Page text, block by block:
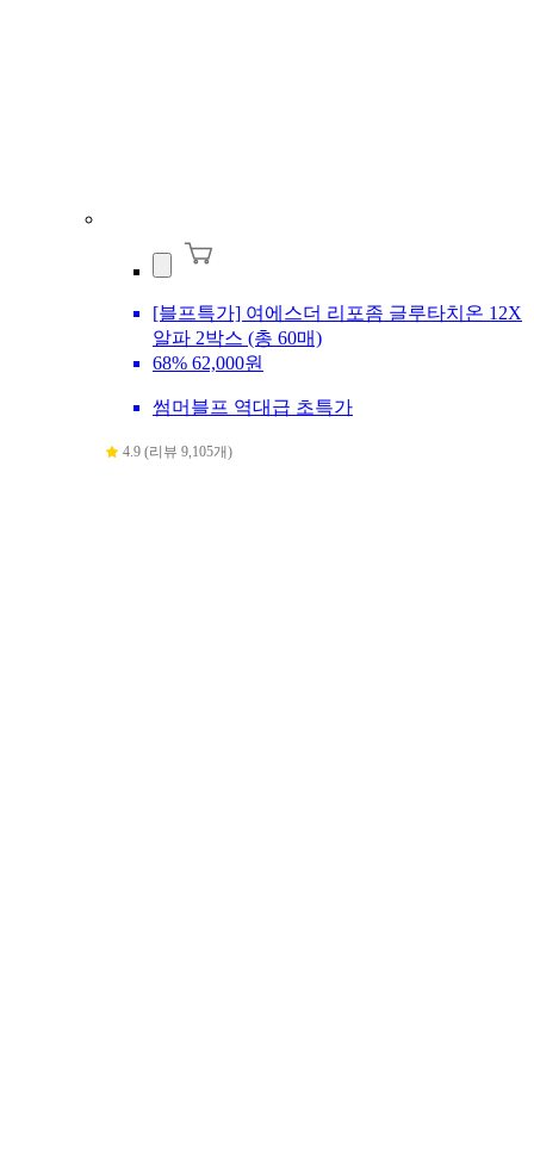
[블프특가] 여에스더 리포좀 글루타치온 12X
알파 2박스 (총 60매)
68% 62,000원
썸머블프 역대급 초특가
4.9 (리뷰 9,105개)